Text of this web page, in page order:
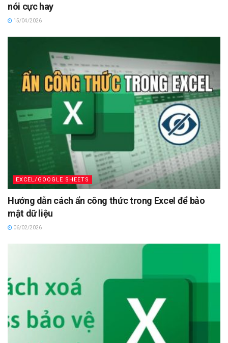
nói cực hay
15/04/2026
EXCEL/GOOGLE SHEETS
Hướng dẫn cách ẩn công thức trong Excel để bảo
mật dữ liệu
06/02/2026